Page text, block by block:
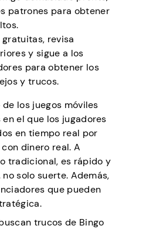
patrones para obtener
revisa
y sigue a los
para obtener los
y trucos.
de los juegos móviles
el que los jugadores
en tiempo real por
dinero real. A
tradicional, es rápido y
solo suerte. Además,
que pueden
trucos de Bingo